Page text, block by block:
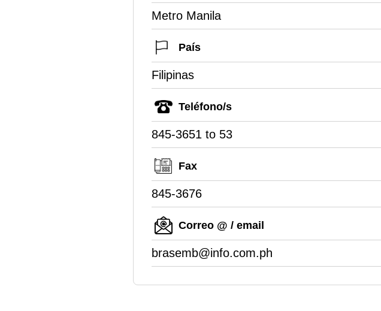
Metro Manila
País
Filipinas
Teléfono/s
845-3651 to 53
Fax
845-3676
Correo @ / email
brasemb@info.com.ph